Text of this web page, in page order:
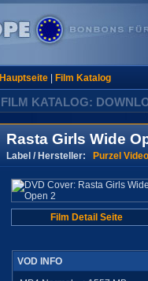
Hauptseite| Film Katalog
FILM KATALOG:
Rasta Girls Wide
Label / Hersteller: Purzel Video
Film Detail Seite
VOD INFO